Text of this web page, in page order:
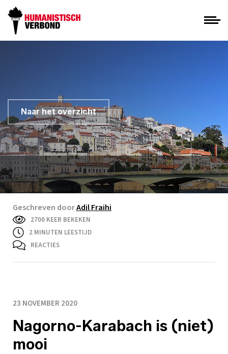
Naar het overzicht
Geschreven doorAdil Fraihi
2700 KEER BEKEKEN
2 MINUTEN LEESTIJD
REACTIES
23 NOVEMBER 2020
Nagorno-Karabach is (niet)
mooi